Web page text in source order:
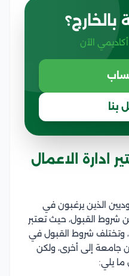
بالخارج؟
الآن
بنا
ادارة الاعمال
الذين يرغبون في
شروط القبول، حيث تعتبر
وتختلف شروط القبول في
جامعة إلى أخرى، ولكن
يلي: